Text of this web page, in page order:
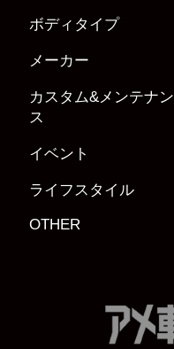
ボディタイプ
メーカー
カスタム&メンテナン
ス
イベント
ライフスタイル
OTHER